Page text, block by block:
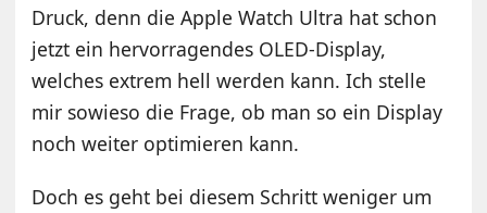
Druck, denn die Apple Watch Ultra hat schon
jetzt ein hervorragendes OLED-Display,
welches extrem hell werden kann. Ich stelle
mir sowieso die Frage, ob man so ein Display
noch weiter optimieren kann.
Doch es geht bei diesem Schritt weniger um